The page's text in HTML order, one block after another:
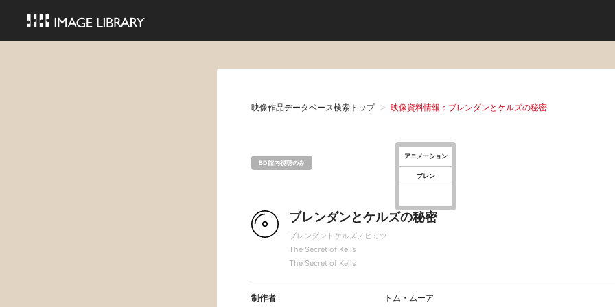
映像作品データベース検索トップ 映像資料情報：ブレンダンとケルズの秘密
BD館内視聴のみ
アニメーション
ブレン
ブレンダンとケルズの秘密
ブレンダントケルズノヒミツ
The Secret of Kells
The Secret of Kells
制作者 トム・ムーア